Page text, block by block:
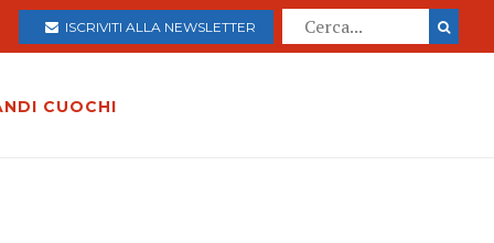
ISCRIVITI ALLA NEWSLETTER
CUOCHI